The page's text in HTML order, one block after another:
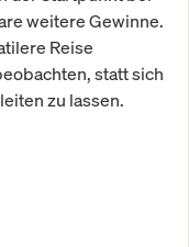
weitere Gewinne.
Reise
statt sich
zu lassen.